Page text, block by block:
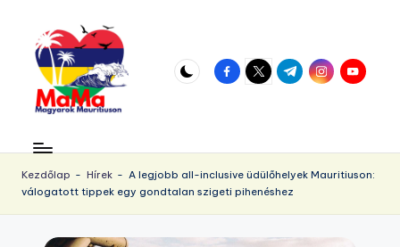
content
u
ri
az
örökös
napsütés!
facebook.com
twitter.com
t.me instagram.com
Kezdőlap - Hírek - A legjobb all-inclusive üdülőhelyek Mauritiuson:
válogatott tippek egy gondtalan szigeti pihenéshez